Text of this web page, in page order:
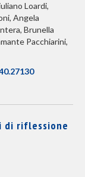
Loardi,
Angela
Brunella
Pacchiarini,
di riflessione